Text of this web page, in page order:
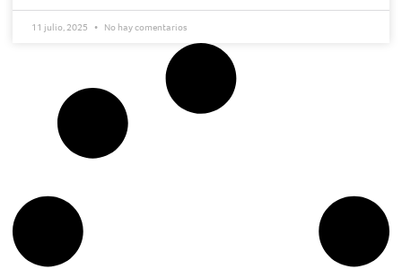
11 julio, 2025 No hay comentarios